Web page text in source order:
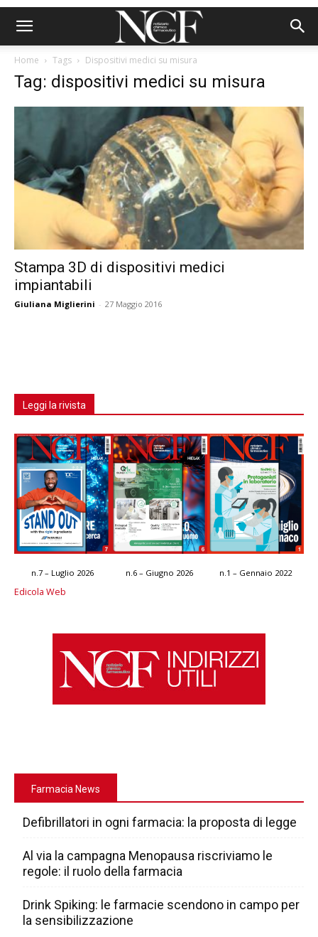
Home Tags Dispositivi medici su misura
Tag: dispositivi medici su misura
Stampa 3D di dispositivi medici
impiantabili
Giuliana Miglierini - 27 Maggio 2016
Leggi la rivista
n.7 – Luglio 2026 n.6 – Giugno 2026 n.1 – Gennaio 2022
Edicola Web
Farmacia News
Defibrillatori in ogni farmacia: la proposta di legge
Al via la campagna Menopausa riscriviamo le
regole: il ruolo della farmacia
Drink Spiking: le farmacie scendono in campo per
la sensibilizzazione